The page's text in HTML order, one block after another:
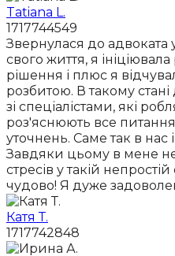
Tatiana L.
1717744549
Звернулася до
свого життя, я
рішення і плюс я
розбитою. В такому
зі спеціалістами, які
роз'яснюють все
уточнень. Саме так в нас
Завдяки цьому в мене
стресів у такій
чудово! Я дуже
Катя Т.
1717742848